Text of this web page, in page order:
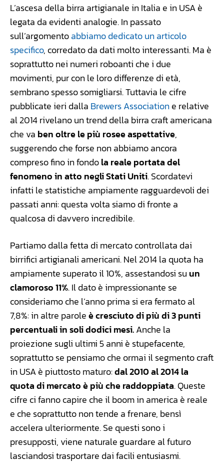
L’ascesa della birra artigianale in Italia e in USA è
legata da evidenti analogie. In passato
sull’argomentoabbiamo dedicato un articolo
specifico, corredato da dati molto interessanti. Ma è
soprattutto nei numeri roboanti che i due
movimenti, pur con le loro differenze di età,
sembrano spesso somigliarsi. Tuttavia le cifre
pubblicate ieri dalla Brewers Associatione relative
al 2014 rivelano un trend della birra craft americana
che va ben oltre le più rosee aspettative,
suggerendo che forse non abbiamo ancora
compreso fino in fondola reale portata del
fenomeno in atto negli Stati Uniti. Scordatevi
infatti le statistiche ampiamente ragguardevoli dei
passati anni: questa volta siamo di fronte a
qualcosa di davvero incredibile.
Partiamo dalla fetta di mercato controllata dai
birrifici artigianali americani. Nel 2014 la quota ha
ampiamente superato il 10%, assestandosi su un
clamoroso 11%. Il dato è impressionante se
consideriamo che l’anno prima si era fermato al
7,8%: in altre paroleè cresciuto di più di 3 punti
percentuali in soli dodici mesi.Anche la
proiezione sugli ultimi 5 anni è stupefacente,
soprattutto se pensiamo che ormai il segmento craft
in USA è piuttosto maturo:dal 2010 al 2014 la
quota di mercato è più che raddoppiata. Queste
cifre ci fanno capire che il boom in america è reale
e che soprattutto non tende a frenare, bensì
accelera ulteriormente. Se questi sono i
presupposti, viene naturale guardare al futuro
lasciandosi trasportare dai facili entusiasmi.